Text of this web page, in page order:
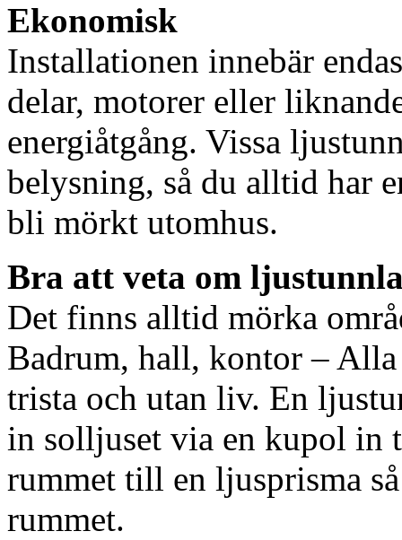
Ekonomisk
Installationen innebär
delar, motorer eller
energiåtgång. Vissa
belysning, så du alltid har
bli mörkt utomhus.
Bra att veta om
Det finns alltid mörka
Badrum, hall, kontor – Alla
trista och utan liv. En
in solljuset via en kupol in
rummet till en ljusprisma
rummet.